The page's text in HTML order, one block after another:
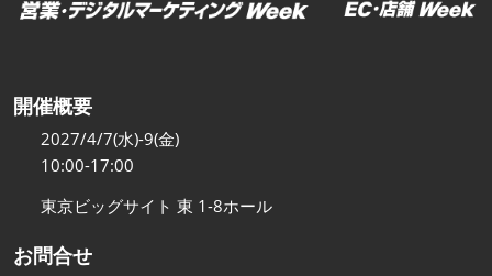
開催概要
2027/4/7(水)-9(金)
10:00-17:00
東京ビッグサイト 東 1-8ホール
お問合せ